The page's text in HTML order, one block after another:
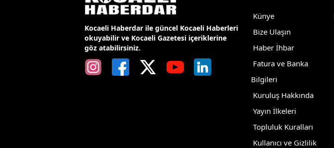
Kocaeli Haberdar ile güncel Kocaeli Haberleri
okuyabilir ve Kocaeli Gazetesi içeriklerine
göz atabilirsiniz.
Künye
Bize Ulaşın
Haber İhbar
Fatura ve Banka
Bilgileri
Kuruluş Hakkında
Yayın İlkeleri
Topluluk Kuralları
Kullanıcı ve Gizlilik